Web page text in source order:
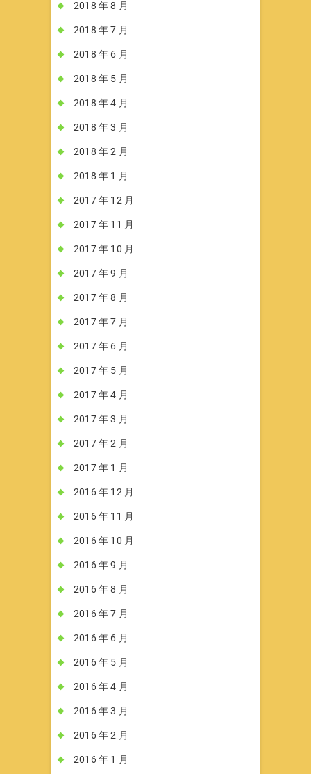
2018 年 8 月
2018 年 7 月
2018 年 6 月
2018 年 5 月
2018 年 4 月
2018 年 3 月
2018 年 2 月
2018 年 1 月
2017 年 12 月
2017 年 11 月
2017 年 10 月
2017 年 9 月
2017 年 8 月
2017 年 7 月
2017 年 6 月
2017 年 5 月
2017 年 4 月
2017 年 3 月
2017 年 2 月
2017 年 1 月
2016 年 12 月
2016 年 11 月
2016 年 10 月
2016 年 9 月
2016 年 8 月
2016 年 7 月
2016 年 6 月
2016 年 5 月
2016 年 4 月
2016 年 3 月
2016 年 2 月
2016 年 1 月